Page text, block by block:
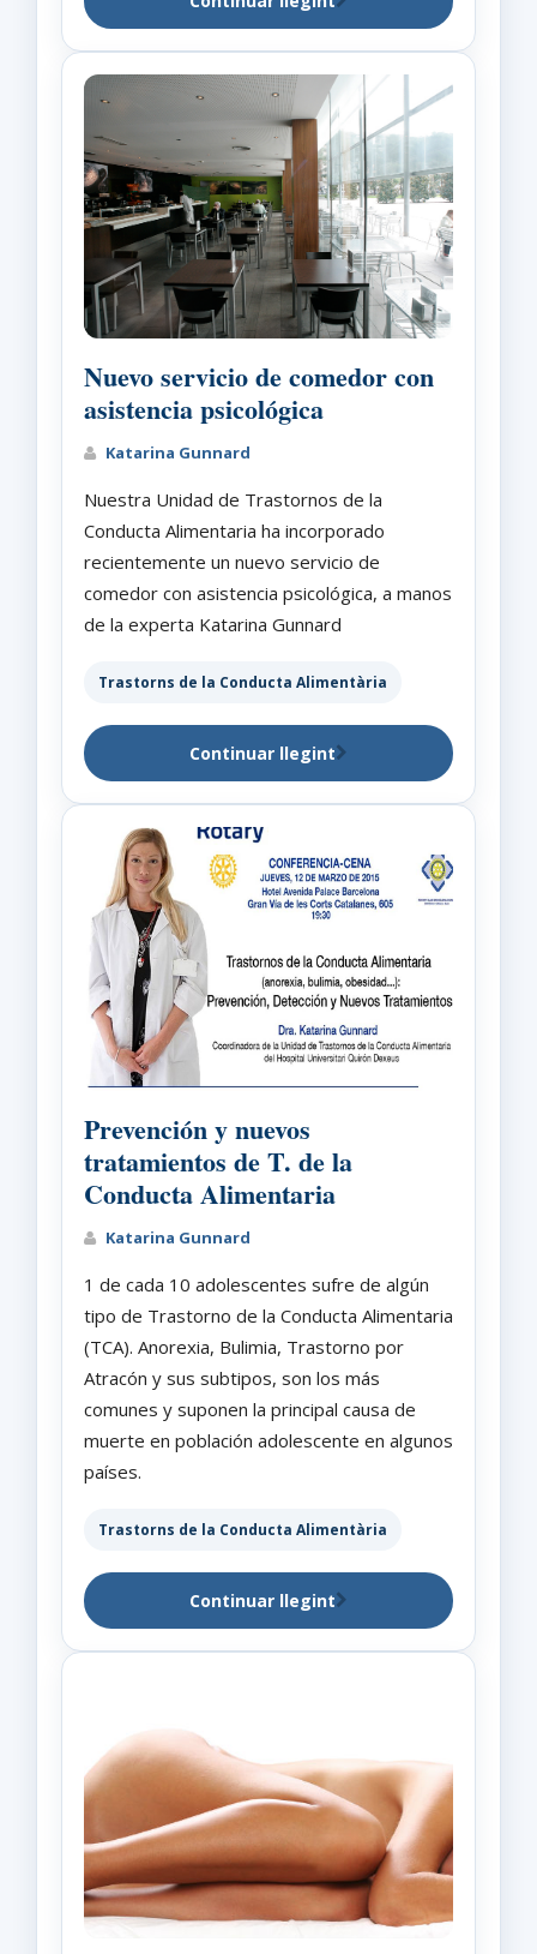
Nuevo servicio de comedor con
asistencia psicológica
Katarina Gunnard
Nuestra Unidad de Trastornos de la
Conducta Alimentaria ha incorporado
recientemente un nuevo servicio de
comedor con asistencia psicológica, a manos
de la experta Katarina Gunnard
Trastorns de la Conducta Alimentària
Continuar llegint
Prevención y nuevos
tratamientos de T. de la
Conducta Alimentaria
Katarina Gunnard
1 de cada 10 adolescentes sufre de algún
tipo de Trastorno de la Conducta Alimentaria
(TCA). Anorexia, Bulimia, Trastorno por
Atracón y sus subtipos, son los más
comunes y suponen la principal causa de
muerte en población adolescente en algunos
países.
Trastorns de la Conducta Alimentària
Continuar llegint